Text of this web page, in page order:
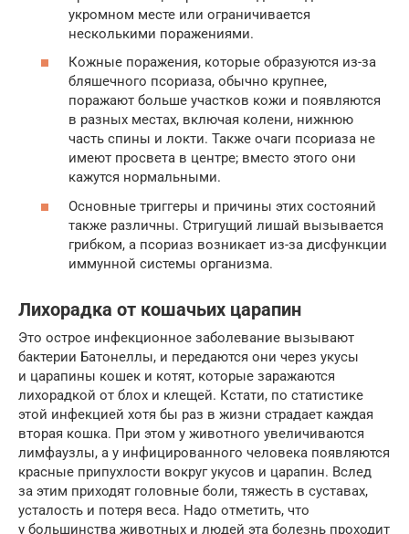
укромном месте или ограничивается
несколькими поражениями.
Кожные поражения, которые образуются из-за
бляшечного псориаза, обычно крупнее,
поражают больше участков кожи и появляются
в разных местах, включая колени, нижнюю
часть спины и локти. Также очаги псориаза не
имеют просвета в центре; вместо этого они
кажутся нормальными.
Основные триггеры и причины этих состояний
также различны. Стригущий лишай вызывается
грибком, а псориаз возникает из-за дисфункции
иммунной системы организма.
Лихорадка от кошачьих царапин
Это острое инфекционное заболевание вызывают
бактерии Батонеллы, и передаются они через укусы
и царапины кошек и котят, которые заражаются
лихорадкой от блох и клещей. Кстати, по статистике
этой инфекцией хотя бы раз в жизни страдает каждая
вторая кошка. При этом у животного увеличиваются
лимфаузлы, а у инфицированного человека появляются
красные припухлости вокруг укусов и царапин. Вслед
за этим приходят головные боли, тяжесть в суставах,
усталость и потеря веса. Надо отметить, что
у большинства животных и людей эта болезнь проходит